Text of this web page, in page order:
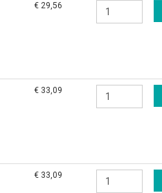
€ 29,56
€ 33,09
€ 33,09